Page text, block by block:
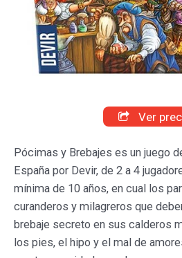
Ver
Pócimas y Brebajes es un juego
España por Devir, de 2 a 4
mínima de 10 años, en cual los
curanderos y milagreros que
brebaje secreto en sus calderos
los pies, el hipo y el mal de